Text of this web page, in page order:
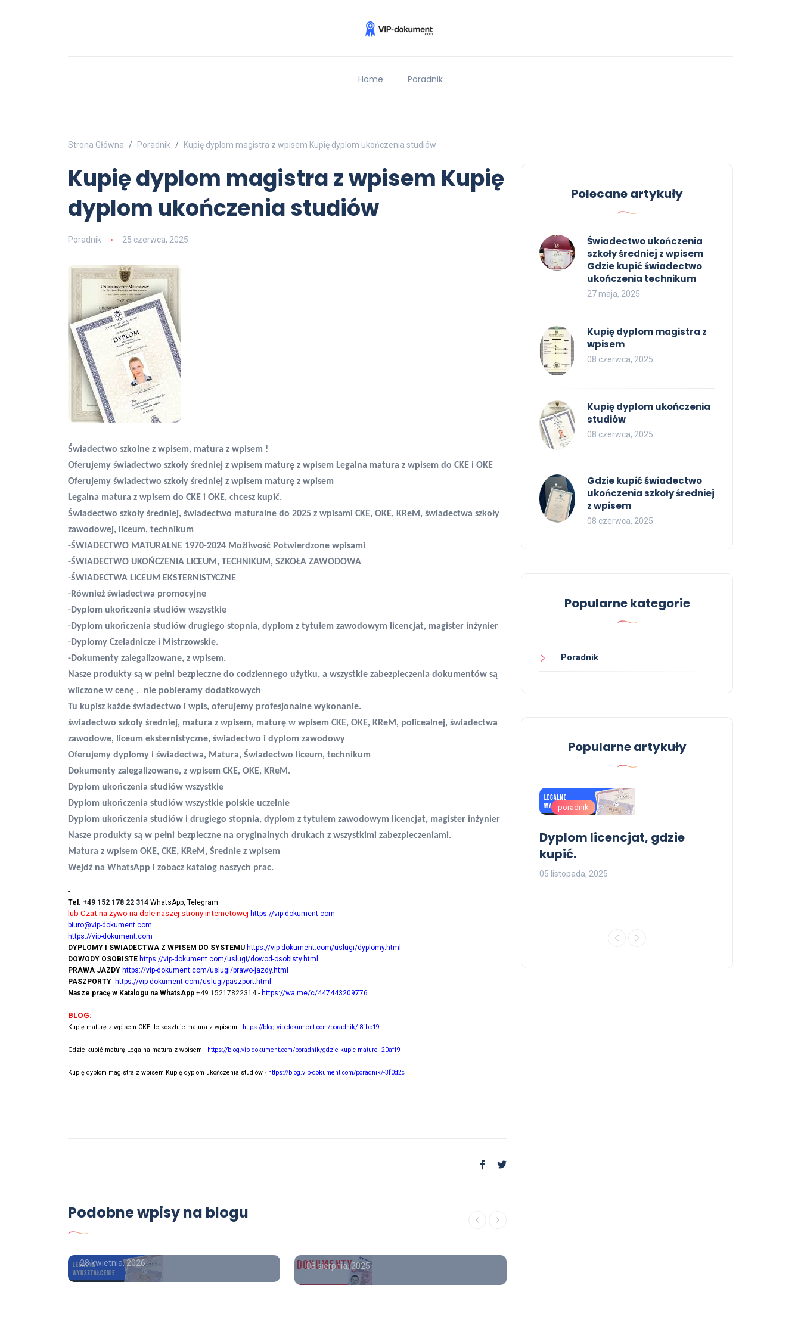
Home Poradnik
Strona Główna Poradnik Kupię dyplom magistra z wpisem Kupię dyplom ukończenia studiów
Kupię dyplom magistra z wpisem Kupię
dyplom ukończenia studiów
Poradnik 25 czerwca, 2025
Świadectwo szkolne z wpisem, matura z wpisem !
Oferujemy świadectwo szkoły średniej z wpisem maturę z wpisem Legalna matura z wpisem do CKE i OKE
Oferujemy świadectwo szkoły średniej z wpisem maturę z wpisem
Legalna matura z wpisem do CKE i OKE, chcesz kupić.
Świadectwo szkoły średniej, świadectwo maturalne do 2025 z wpisami CKE, OKE, KReM, świadectwa szkoły
zawodowej, liceum, technikum
-ŚWIADECTWO MATURALNE 1970-2024 Możliwość Potwierdzone wpisami
-ŚWIADECTWO UKOŃCZENIA LICEUM, TECHNIKUM, SZKOŁA ZAWODOWA
-ŚWIADECTWA LICEUM EKSTERNISTYCZNE
-Również świadectwa promocyjne
-Dyplom ukończenia studiów wszystkie
-Dyplom ukończenia studiów drugiego stopnia, dyplom z tytułem zawodowym licencjat, magister inżynier
-Dyplomy Czeladnicze i Mistrzowskie.
-Dokumenty zalegalizowane, z wpisem.
Nasze produkty są w pełni bezpieczne do codziennego użytku, a wszystkie zabezpieczenia dokumentów są
wliczone w cenę , nie pobieramy dodatkowych
Tu kupisz każde świadectwo i wpis, oferujemy profesjonalne wykonanie.
świadectwo szkoły średniej, matura z wpisem, maturę w wpisem CKE, OKE, KReM, policealnej, świadectwa
zawodowe, liceum eksternistyczne, świadectwo i dyplom zawodowy
Oferujemy dyplomy i świadectwa, Matura, Świadectwo liceum, technikum
Dokumenty zalegalizowane, z wpisem CKE, OKE, KReM.
Dyplom ukończenia studiów wszystkie
Dyplom ukończenia studiów wszystkie polskie uczelnie
Dyplom ukończenia studiów i drugiego stopnia, dyplom z tytułem zawodowym licencjat, magister inżynier
Nasze produkty są w pełni bezpieczne na oryginalnych drukach z wszystkimi zabezpieczeniami.
Matura z wpisem OKE, CKE, KReM, Średnie z wpisem
Wejdź na WhatsApp i zobacz katalog naszych prac.
-
Tel. +49 152 178 22 314 WhatsApp, Telegram
lub Czat na żywo na dole naszej strony internetowej https://vip-dokument.com
biuro@vip-dokument.com
https://vip-dokument.com
DYPLOMY I SWIADECTWA Z WPISEM DO SYSTEMU https://vip-dokument.com/uslugi/dyplomy.html
DOWODY OSOBISTE https://vip-dokument.com/uslugi/dowod-osobisty.html
PRAWA JAZDY https://vip-dokument.com/uslugi/prawo-jazdy.html
PASZPORTY https://vip-dokument.com/uslugi/paszport.html
Nasze pracę w Katalogu na WhatsApp +49 15217822314 - https://wa.me/c/447443209776
BLOG:
Kupię maturę z wpisem CKE Ile kosztuje matura z wpisem - https://blog.vip-dokument.com/poradnik/-8fbb19
Gdzie kupić maturę Legalna matura z wpisem - https://blog.vip-dokument.com/poradnik/gdzie-kupic-mature--20aff9
Kupię dyplom magistra z wpisem Kupię dyplom ukończenia studiów - https://blog.vip-dokument.com/poradnik/-3f0d2c
Podobne wpisy na blogu
Świadectwo
kolekcjonerskie
28 kwietnia, 2026 08 sierpnia, 2025
Polecane artykuły
Świadectwo ukończenia
szkoły średniej z wpisem
Gdzie kupić świadectwo
ukończenia technikum
27 maja, 2025
Kupię dyplom magistra z
wpisem
08 czerwca, 2025
Kupię dyplom ukończenia
studiów
08 czerwca, 2025
Gdzie kupić świadectwo
ukończenia szkoły średniej
z wpisem
08 czerwca, 2025
Popularne kategorie
Poradnik
Popularne artykuły
Dyplom ukończenia studiów
poradnik
Dyplom licencjat, gdzie
kupić.
05 listopada, 2025